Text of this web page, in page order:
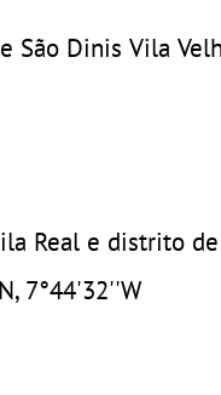
São Dinis Vila
Real e distrito
7°44'32''W